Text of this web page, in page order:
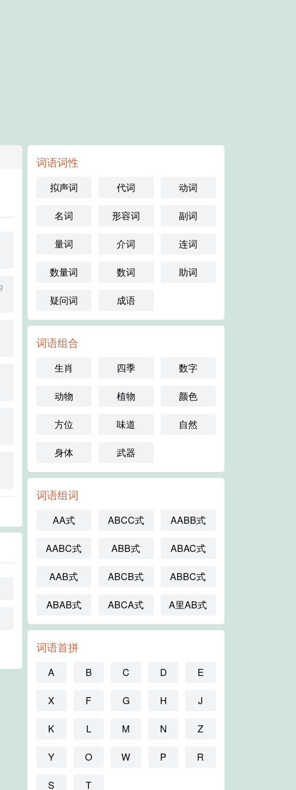
词语词性
拟声词 代词 动词
名词 形容词 副词
量词 介词 连词
数量词 数词 助词
疑问词 成语
词语组合
生肖 四季 数字
动物 植物 颜色
方位 味道 自然
身体 武器
词语组词
AA式 ABCC式 AABB式
AABC式 ABB式 ABAC式
AAB式 ABCB式 ABBC式
ABAB式 ABCA式 A里AB式
词语首拼
A B C D E
X F G H J
K L M N Z
Y O W P R
S T